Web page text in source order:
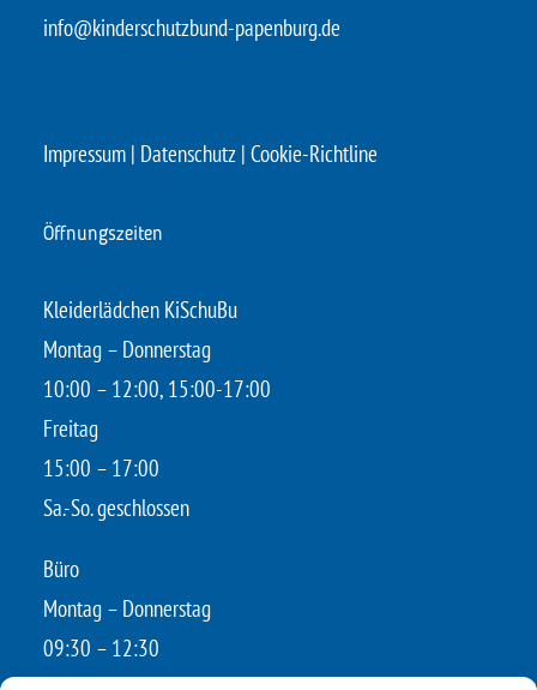
info@kinderschutzbund-papenburg.de
Impressum | Datenschutz | Cookie-Richtline
Öffnungszeiten
Kleiderlädchen KiSchuBu
Montag – Donnerstag
10:00 – 12:00, 15:00-17:00
Freitag
15:00 – 17:00
Sa.-So. geschlossen
Büro
Montag – Donnerstag
09:30 – 12:30